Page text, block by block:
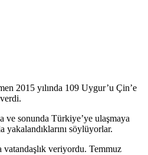
2015 yılında 109 Uygur’u Çin’e
ve sonunda Türkiye’ye ulaşmaya
yakalandıklarını söylüyorlar.
vatandaşlık veriyordu. Temmuz